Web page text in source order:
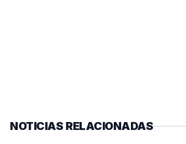
NOTICIAS RELACIONADAS